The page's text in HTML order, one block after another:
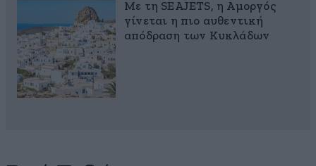
Με τη SEAJETS, η Αμοργός
γίνεται η πιο αυθεντική
απόδραση των Κυκλάδων